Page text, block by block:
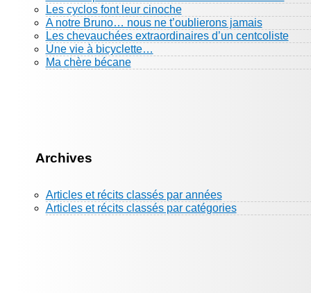
Les cyclos font leur cinoche
A notre Bruno… nous ne t’oublierons jamais
Les chevauchées extraordinaires d’un centcoliste
Une vie à bicyclette…
Ma chère bécane
Archives
Articles et récits classés par années
Articles et récits classés par catégories